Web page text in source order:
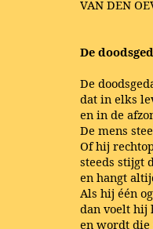
VAN DEN
De
De
dat in elks
en in de
De mens
Of hij
steeds stijgt
en hangt
Als hij één
dan voelt hij
en wordt die